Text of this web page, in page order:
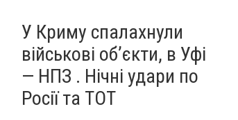
У Криму спалахнули
військові об’єкти, в Уфі
— НПЗ . Нічні удари по
Росії та ТОТ